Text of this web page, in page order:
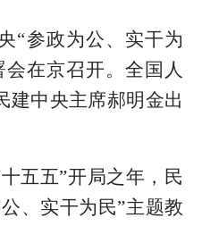
“参政为公、实干为
在京召开。全国人
建中央主席郝明金出
五五”开局之年，民
、实干为民”主题教